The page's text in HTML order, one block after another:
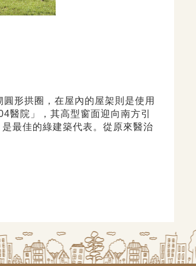
形拱圈，在屋內的屋架則是使用
醫院」，其高型窗面迎向南方引
最佳的綠建築代表。從原來醫治